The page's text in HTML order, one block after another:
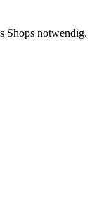
Shops notwendig.